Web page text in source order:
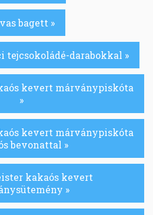
bagett »
tejcsokoládé-darabokkal »
kevert márványpiskóta
»
kevert márványpiskóta
bevonattal »
kakaós kevert
»